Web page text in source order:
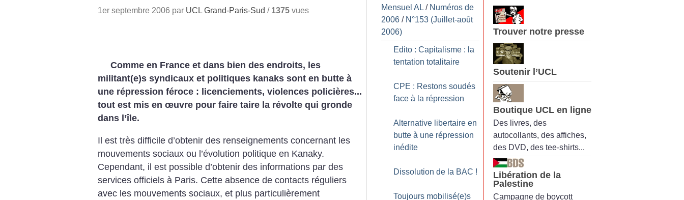
1er septembre 2006 par UCL Grand-Paris-Sud / 1375 vues
Comme en France et dans bien des endroits, les
militant(e)s syndicaux et politiques kanaks sont en butte à
une répression féroce : licenciements, violences policières...
tout est mis en œuvre pour faire taire la révolte qui gronde
dans l’île.
Il est très difficile d’obtenir des renseignements concernant les
mouvements sociaux ou l’évolution politique en Kanaky.
Cependant, il est possible d’obtenir des informations par des
services officiels à Paris. Cette absence de contacts réguliers
avec les mouvements sociaux, et plus particulièrement
Mensuel AL / Numéros de
2006 / N°153 (Juillet-août
2006)
Edito : Capitalisme : la
tentation totalitaire
CPE : Restons soudés
face à la répression
Alternative libertaire en
butte à une répression
inédite
Dissolution de la BAC !
Toujours mobilisé(e)s
Trouver notre presse
Soutenir l’UCL
Boutique UCL en ligne
Des livres, des
autocollants, des affiches,
des DVD, des tee-shirts...
Libération de la
Palestine
Campagne de boycott